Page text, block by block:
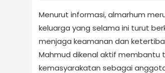
Menurut informasi, almarhum
keluarga yang selama ini turut
menjaga keamanan dan
Mahmud dikenal aktif membantu
kemasyarakatan sebagai